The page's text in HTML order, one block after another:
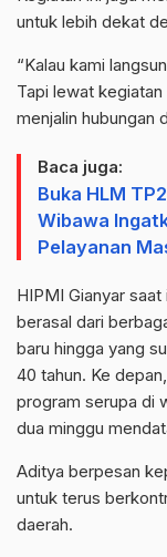
untuk lebih dekat
“Kalau kami
Tapi lewat
menjalin hubungan
Baca juga:
Buka HLM
Wibawa
Pelayanan
HIPMI Gianyar
berasal dari
baru hingga yang
40 tahun. Ke
program serupa di
dua minggu
Aditya berpesan
untuk terus
daerah.